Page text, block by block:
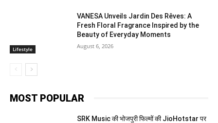
Lifestyle
VANESA Unveils Jardin Des Rêves: A
Fresh Floral Fragrance Inspired by the
Beauty of Everyday Moments
August 6, 2026
MOST POPULAR
SRK Music की भोजपुरी फिल्मों की JioHotstar पर